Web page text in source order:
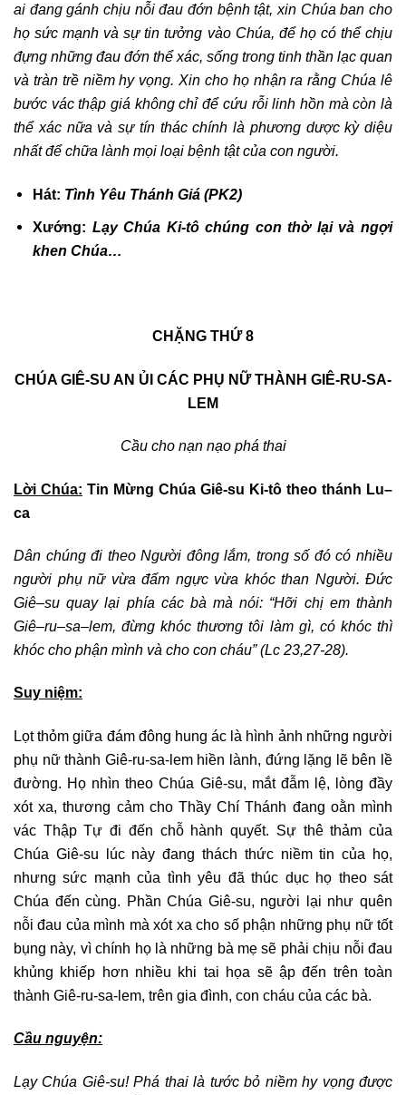
ai đanggánh chịu nỗi đau đớn bệnh tật, xin Chúa ban cho
họ sức mạnh và sự tin tưởng vào Chúa, để họ có thể chịu
đựng những đau đớn thể xác, sống trong tinh thần lạc quan
và tràn trề niềmhy vọng. Xin cho họ nhận ra rằng Chúa lê
bước vác thập giá không chỉ để cứu rỗi linh hồn mà còn là
thể xác nữa và sự tín thác chính là phương dược kỳ diệu
nhất để chữa lành mọi loại bệnh tật của con người.
Hát: Tình Yêu Thánh Giá (PK2)
Xướng: Lạy Chúa Ki-tô chúng con thờ lại và ngợi
khen Chúa…
CHẶNG THỨ 8
CHÚA GIÊ-SU AN ỦI CÁC PHỤ NỮ THÀNH GIÊ-RU-SA-
LEM
Cầu cho nạn nạo phá thai
Lời Chúa: Tin Mừng Chúa Giê-su Ki-tô theo thánh Lu–
ca
Dân chúng đi theo Người đông lắm, trong số đó có nhiều
người phụ nữ vừa đấm ngực vừa khóc than Người. Đức
Giê–su quay lại phía các bà mà nói: “Hỡi chị em thành
Giê–ru–sa–lem, đừng khóc thương tôi làm gì, có khóc thì
khóc cho phận mình và cho con cháu”(Lc 23,27-28).
Suy niệm:
Lọt thỏm giữa đám đông hung ác là hình ảnh những người
phụ nữ thành Giê-ru-sa-lem hiền lành, đứng lặng lẽ bên lề
đường. Họ nhìn theo Chúa Giê-su, mắt đẫm lệ, lòng đầy
xót xa, thương cảm cho Thầy Chí Thánh đang oằn mình
vác Thập Tự đi đến chỗ hành quyết. Sự thê thảm của
Chúa Giê-su lúc này đang thách thức niềm tin của họ,
nhưng sức mạnh của tình yêu đã thúc dục họ theo sát
Chúa đến cùng. Phần Chúa Giê-su, người lại như quên
nỗi đau của mình mà xót xa cho số phận những phụ nữ tốt
bụng này, vì chính họ là những bà mẹ sẽ phải chịu nỗi đau
khủng khiếp hơn nhiều khi tai họa sẽ ập đến trên toàn
thành Giê-ru-sa-lem, trên gia đình, con cháu của các bà.
Cầu nguyện:
Lạy Chúa Giê-su! Phá thai là tước bỏ niềm hy vọng được